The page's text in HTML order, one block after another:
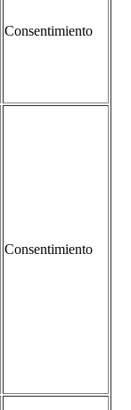
Consentimiento
Consentimiento